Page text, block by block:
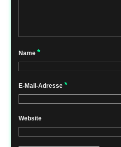
Name *
E-Mail-Adresse *
Website